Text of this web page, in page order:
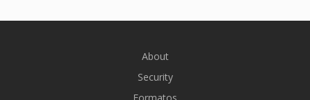
About
Security